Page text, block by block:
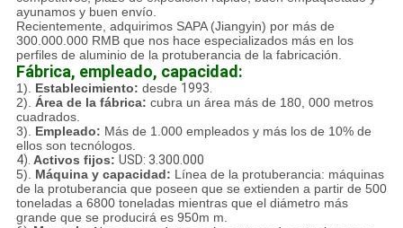
ayunamos y buen envío.
Recientemente, adquirimos SAPA (Jiangyin) por más de
300.000.000 RMB que nos hace especializados más en los
perfiles de aluminio de la protuberancia de la fabricación.
Fábrica, empleado, capacidad:
1). Establecimiento: desde 1993.
2). Área de la fábrica: cubra un área más de 180, 000 metros
cuadrados.
3). Empleado: Más de 1.000 empleados y más los de 10% de
ellos son tecnólogos.
4). Activos fijos: USD: 3.300.000
5). Máquina y capacidad: Línea de la protuberancia: máquinas
de la protuberancia que poseen que se extienden a partir de 500
toneladas a 6800 toneladas mientras que el diámetro más
grande que se producirá es 950m m.